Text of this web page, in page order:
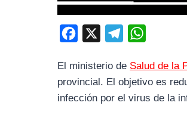
c
e
b
l
e
g
a
t
s
El ministerio de Salud de la
provincial. El objetivo es
infección por el virus de la